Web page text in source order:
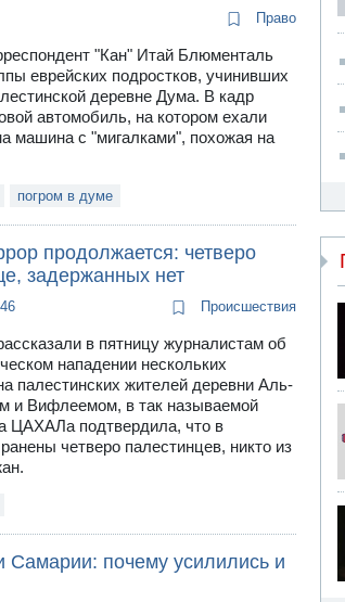
Право
"Кан" Итай Блюменталь
еврейских подростков, учинивших
деревне Дума. В кадр
автомобиль, на котором ехали
машина с "мигалками", похожая на
погром в думе
продолжается: четверо
задержанных нет
Происшествия
в пятницу журналистам об
нападении нескольких
палестинских жителей деревни Аль-
и Вифлеемом, в так называемой
ЦАХАЛа подтвердила, что в
четверо палестинцев, никто из
Самарии: почему усилились и